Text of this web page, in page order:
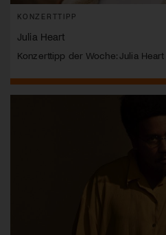
KONZERTTIPP
Julia Heart
Konzerttipp der Woche: Julia